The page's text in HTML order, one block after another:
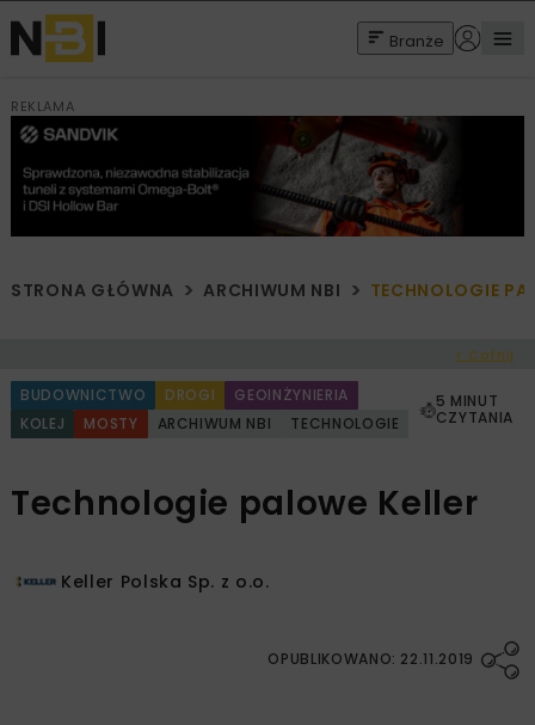
Branże
REKLAMA
STRONA GŁÓWNA ARCHIWUM NBI TECHNOLOGIE
< Cofnij
BUDOWNICTWO DROGI
GEOINŻYNIERIA
KOLEJ
MOSTY ARCHIWUM NBI TECHNOLOGIE
5 MINUT
CZYTANIA
Technologie palowe Keller
Keller Polska Sp. z o.o.
OPUBLIKOWANO: 22.11.2019